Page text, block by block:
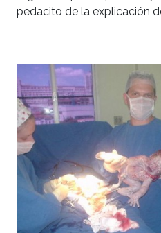
pedacito de la explicación